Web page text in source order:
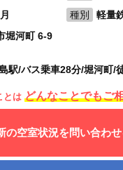
種別
軽量
堀河町 6-9
駅/バス乗車28分/堀河町/
とは どんなことでもご
の空室状況を問い合わせ